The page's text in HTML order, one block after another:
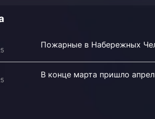
Пожарные в Набережных
В конце марта пришло